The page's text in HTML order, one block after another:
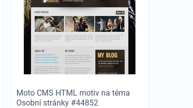
Moto CMS HTML motiv na téma
Osobní stránky #44852